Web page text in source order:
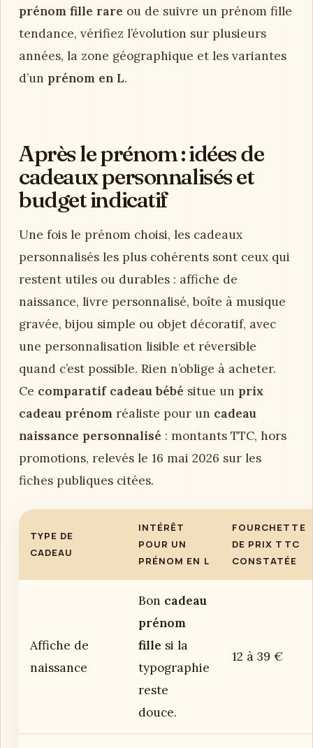
prénom fille rare ou de suivre un prénom fille
tendance, vérifiez l’évolution sur plusieurs
années, la zone géographique et les variantes
d’un prénom en L.
Après le prénom : idées de
cadeaux personnalisés et
budget indicatif
Une fois le prénom choisi, les cadeaux
personnalisés les plus cohérents sont ceux qui
restent utiles ou durables : affiche de
naissance, livre personnalisé, boîte à musique
gravée, bijou simple ou objet décoratif, avec
une personnalisation lisible et réversible
quand c’est possible. Rien n’oblige à acheter.
Ce comparatif cadeau bébé situe un prix
cadeau prénom réaliste pour un cadeau
naissance personnalisé : montants TTC, hors
promotions, relevés le 16 mai 2026 sur les
fiches publiques citées.
TYPE DE
CADEAU
INTÉRÊT
POUR UN
PRÉNOM EN L
FOURCHETTE
DE PRIX TTC
CONSTATÉE
Affiche de
naissance
Bon cadeau
prénom
fille si la
typographie
reste
douce.
12 à 39 €